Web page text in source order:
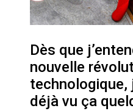
Campus
champs :
le
laver, et
La vaste
crypto-
Dès que
nouvelle
technologique,
déjà vu ça